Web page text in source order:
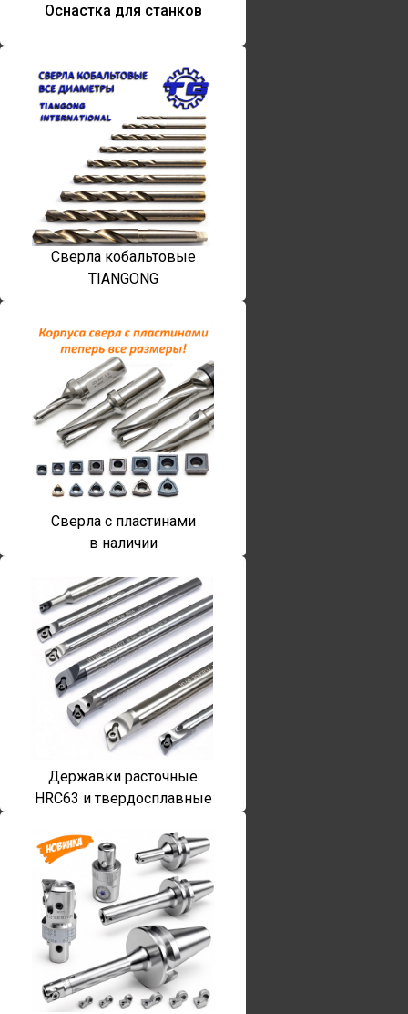
Оснастка для станков
Сверла кобальтовые
TIANGONG
Сверла с пластинами
в наличии
Державки расточные
HRC63 и твердосплавные